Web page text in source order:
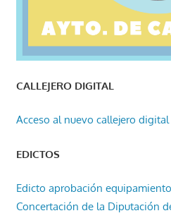
CALLEJERO DIGITAL
Acceso al nuevo callejero digital
EDICTOS
Edicto aprobación
Concertación de la Diputación